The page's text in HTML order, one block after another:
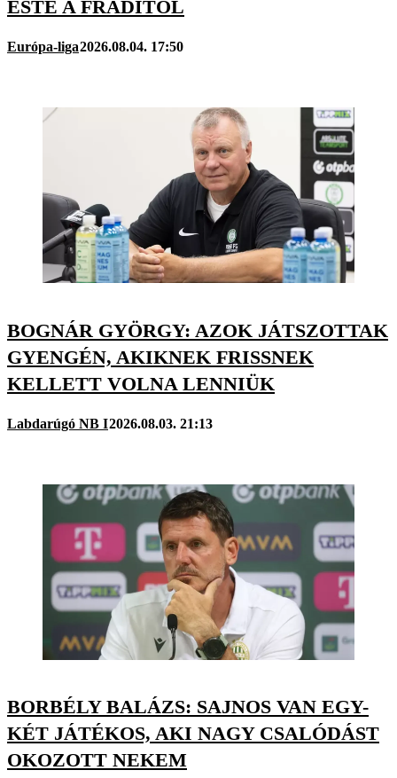
ESTE A FRADITÓL
Európa-liga2026.08.04. 17:50
BOGNÁR GYÖRGY: AZOK JÁTSZOTTAK
GYENGÉN, AKIKNEK FRISSNEK
KELLETT VOLNA LENNIÜK
Labdarúgó NB I2026.08.03. 21:13
BORBÉLY BALÁZS: SAJNOS VAN EGY-
KÉT JÁTÉKOS, AKI NAGY CSALÓDÁST
OKOZOTT NEKEM